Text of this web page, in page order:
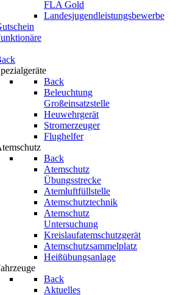
FLA Gold
Landesjugendleistungsbewerbe
Back
Beleuchtung
Großeinsatzstelle
Heuwehrgerät
Stromerzeuger
Flughelfer
Back
Atemschutz
Übungsstrecke
Atemluftfüllstelle
Atemschutztechnik
Atemschutz
Untersuchung
Kreislaufatemschutzgerät
Atemschutzsammelplatz
Heißübungsanlage
Back
Aktuelles